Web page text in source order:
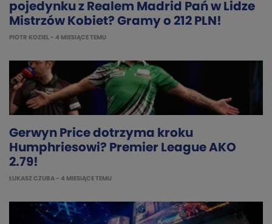
pojedynku z Realem Madrid Pań w Lidze
Mistrzów Kobiet? Gramy o 212 PLN!
PIOTR KOZIEL - 4 MIESIĄCE TEMU
Gerwyn Price dotrzyma kroku
Humphriesowi? Premier League AKO
2.79!
ŁUKASZ CZUBA - 4 MIESIĄCE TEMU